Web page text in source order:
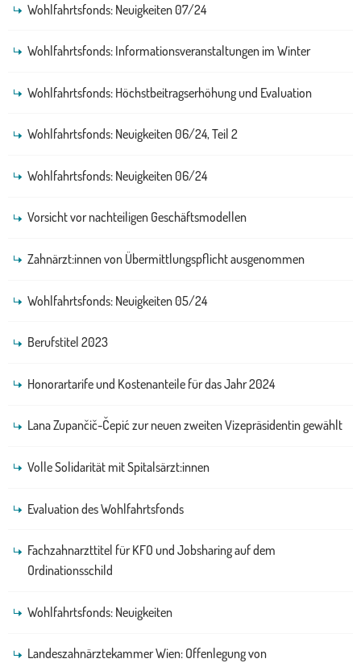
Wohlfahrtsfonds: Neuigkeiten 07/24
Wohlfahrtsfonds: Informationsveranstaltungen im Winter
Wohlfahrtsfonds: Höchstbeitragserhöhung und Evaluation
Wohlfahrtsfonds: Neuigkeiten 06/24, Teil 2
Wohlfahrtsfonds: Neuigkeiten 06/24
Vorsicht vor nachteiligen Geschäftsmodellen
Zahnärzt:innen von Übermittlungspflicht ausgenommen
Wohlfahrtsfonds: Neuigkeiten 05/24
Berufstitel 2023
Honorartarife und Kostenanteile für das Jahr 2024
Lana Zupančič-Čepić zur neuen zweiten Vizepräsidentin gewählt
Volle Solidarität mit Spitalsärzt:innen
Evaluation des Wohlfahrtsfonds
Fachzahnarzttitel für KFO und Jobsharing auf dem
Ordinationsschild
Wohlfahrtsfonds: Neuigkeiten
Landeszahnärztekammer Wien: Offenlegung von